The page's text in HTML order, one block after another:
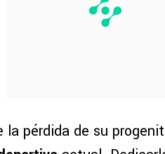
pérdida de su